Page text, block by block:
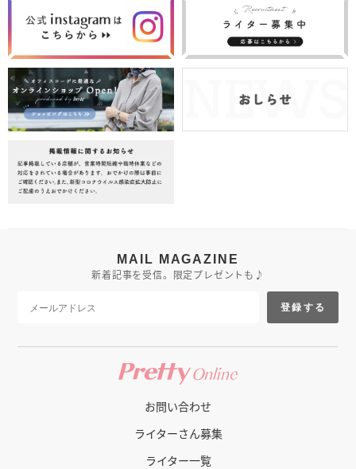
MAIL MAGAZINE
新着記事を受信。限定プレゼントも♪
登録する
お問い合わせ
ライターさん募集
ライター一覧